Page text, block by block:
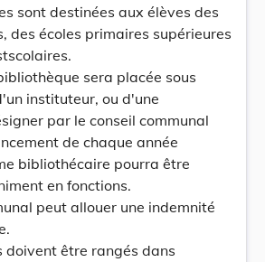
sont destinées aux élèves des
des écoles primaires supérieures
sera placée sous
instituteur, ou d'une
par le conseil communal
de chaque année
bibliothécaire pourra être
en fonctions.
peut allouer une indemnité
doivent être rangés dans